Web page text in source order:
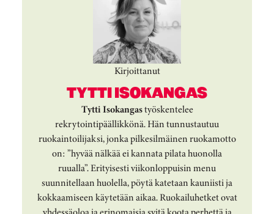
Kirjoittanut
TYTTI ISOKANGAS
Tytti Isokangastyöskentelee
rekrytointipäällikkönä. Hän tunnustautuu
ruokaintoilijaksi, jonka pilkesilmäinen ruokamotto
on: ”hyvää nälkää ei kannata pilata huonolla
ruualla”. Erityisesti viikonloppuisin menu
suunnitellaan huolella, pöytä katetaan kauniisti ja
kokkaamiseen käytetään aikaa. Ruokailuhetket ovat